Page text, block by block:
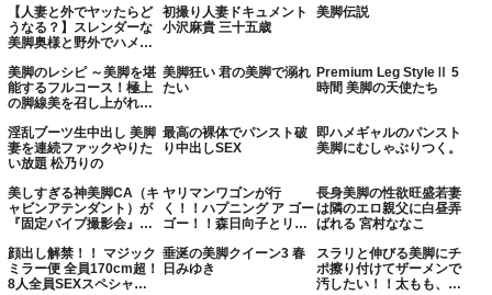
【人妻と外でヤッたらど
うなる？】スレンダーな
美脚奥様と野外でハメ撮
ス。欲求不満すぎておっ
始める前から奥様のアソ
コはぐちょ濡れ。久しぶ
かったようで体と膣内を
ビクビク痙攣させて絶頂
してました笑《2024年ベ
オ賞》《神尻ほっそり美
脚》《2024年最も濡れた
不倫》【全国人妻野外チ
ョメ＃008】
初撮り人妻ドキュメント
小沢麻貴 三十五歳
美脚伝説
美脚のレシピ ～美脚を堪
能するフルコース！極上
の脚線美を召し上がれ～
美脚狂い 君の美脚で溺れ
たい
Premium Leg StyleⅡ 5
時間 美脚の天使たち
淫乱ブーツ生中出し 美脚
妻を連続ファックやりた
い放題 松乃りの
最高の裸体でパンスト破
り中出しSEX
即ハメギャルのパンスト
美脚にむしゃぶりつく。
美しすぎる神美脚CA（キ
ャビンアテンダント）が
『固定バイブ撮影会』に
トまこに挿入されたうね
り上げるバイブで美脚ガ
クガク絶頂しっぱなし！
ヤリマンワゴンが行
く！！ハプニング ア ゴー
ゴー！！森日向子とリズ
う魔性の甘サド淫行逆ナ
ンドライブ
長身美脚の性欲旺盛若妻
は隣のエロ親父に白昼弄
ばれる 宮村ななこ
顔出し解禁！！ マジック
ミラー便 全員170cm超！
8人全員SEXスペシャ
垂涎の美脚クイーン3 春
日みゆき
スラリと伸びる美脚にチ
ポ擦り付けてザーメンで
汚したい！！太もも、ひ